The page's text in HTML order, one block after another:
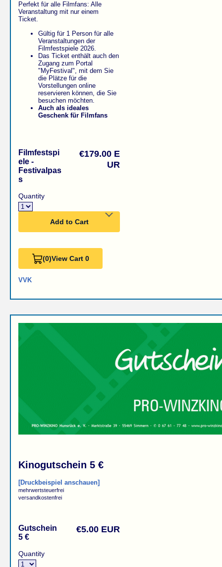
Perfekt für alle Filmfans: Alle
Veranstaltung mit nur einem
Ticket.
Gültig für 1 Person für alle
Veranstaltungen der
Filmfestspiele 2026.
Das Ticket enthält auch den
Zugang zum Portal
"MyFestival", mit dem Sie
die Plätze für die
Vorstellungen online
reservieren können, die Sie
besuchen möchten.
Auch als ideales
Geschenk für Filmfans
Filmfestspi
ele -
Festivalpas
s
€179.00 E
UR
Quantity
Add to Cart
(0)View Cart 0
VVK
Kinogutschein 5 €
[Druckbeispiel anschauen]
mehrwertsteuerfrei
versandkostenfrei
Gutschein
5 €
€5.00 EUR
Quantity